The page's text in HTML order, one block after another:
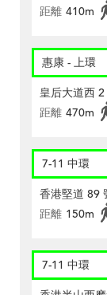
距離 410m
惠康 - 上環
皇后大道西
距離 470m
7-11 中環
香港堅道 89
距離 150m
7-11 中環